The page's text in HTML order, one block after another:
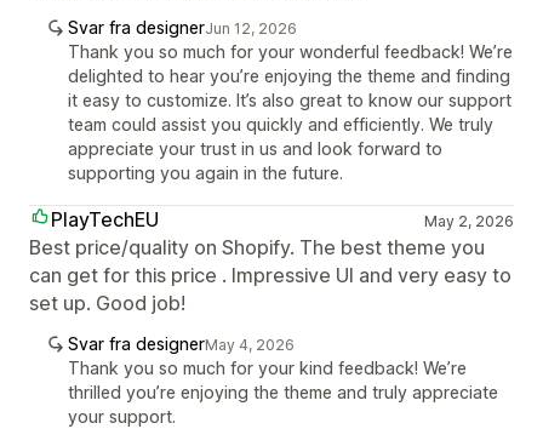
Svar fra designerJun 12, 2026
Thank you so much for your wonderful feedback! We’re
delighted to hear you’re enjoying the theme and finding
it easy to customize. It’s also great to know our support
team could assist you quickly and efficiently. We truly
appreciate your trust in us and look forward to
supporting you again in the future.
PlayTechEU May 2, 2026
Best price/quality on Shopify. The best theme you
can get for this price . Impressive UI and very easy to
set up. Good job!
Svar fra designerMay 4, 2026
Thank you so much for your kind feedback! We’re
thrilled you’re enjoying the theme and truly appreciate
your support.